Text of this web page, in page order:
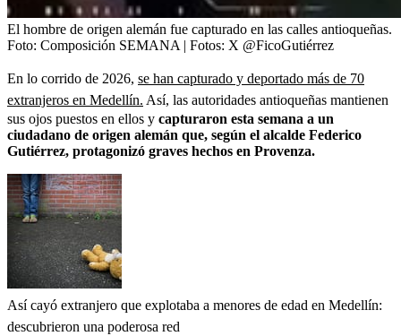
El hombre de origen alemán fue capturado en las calles antioqueñas.
Foto: Composición SEMANA | Fotos: X @FicoGutiérrez
En lo corrido de 2026, se han capturado y deportado más de 70
extranjeros en Medellín. Así, las autoridades antioqueñas mantienen
sus ojos puestos en ellos y capturaron esta semana a un
ciudadano de origen alemán que, según el alcalde Federico
Gutiérrez, protagonizó graves hechos en Provenza.
Así cayó extranjero que explotaba a menores de edad en Medellín:
descubrieron una poderosa red